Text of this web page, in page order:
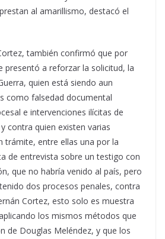
al amarillismo, destacó el
también confirmó que por
presentó a reforzar la solicitud, la
quien está siendo aun
como falsedad documental
e intervenciones ilícitas de
contra quien existen varias
trámite, entre ellas una por la
de entrevista sobre un testigo con
que no habría venido al país, pero
dos procesos penales, contra
Cortez, esto solo es muestra
los mismos métodos que
de Douglas Meléndez, y que los